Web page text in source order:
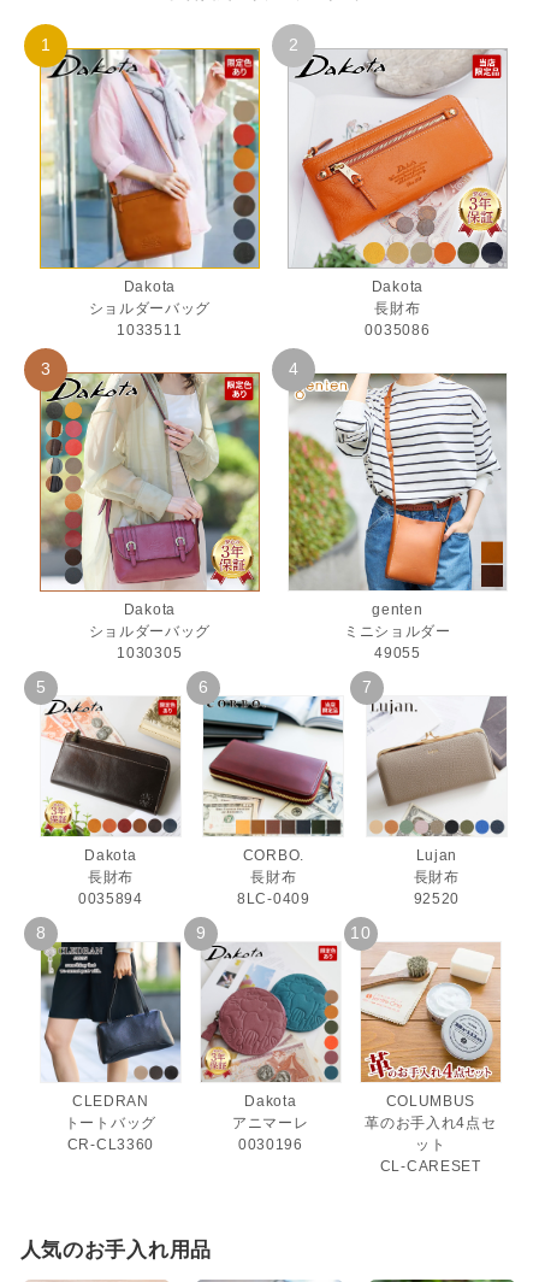
Dakota
ショルダーバッグ
1033511
Dakota
長財布
0035086
Dakota
ショルダーバッグ
1030305
genten
ミニショルダー
49055
Dakota
長財布
0035894
CORBO.
長財布
8LC-0409
Lujan
長財布
92520
CLEDRAN
トートバッグ
CR-CL3360
Dakota
アニマーレ
0030196
COLUMBUS
革のお手入れ4点セ
ット
CL-CARESET
人気のお手入れ用品